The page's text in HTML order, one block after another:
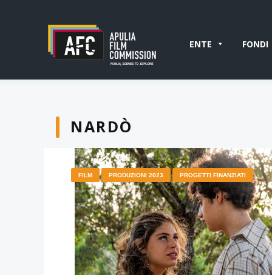
ENTE FONDI
NARDÒ
FILM PRODUZIONI 2023 PROGETTI FINANZIATI